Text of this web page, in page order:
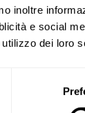
inoltre
e social
dei loro